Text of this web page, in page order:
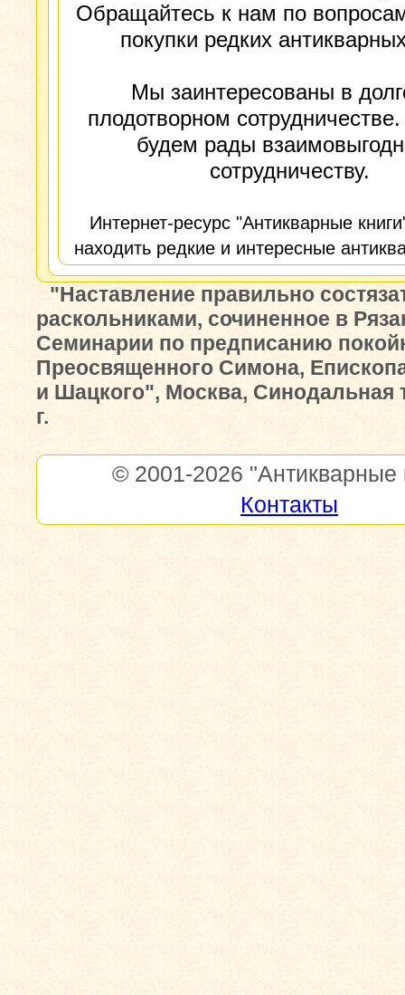
Обращайтесь к нам по
покупки редких
Мы заинтересованы в
плодотворном
будем рады
сотрудничеству.
Интернет-ресурс "Антикварные
находить редкие и интересные
"Наставление правильно
раскольниками, сочиненное в
Семинарии по предписанию
Преосвященного Симона,
и Шацкого", Москва, Синодальная
г.
© 2001-2026 "Антикварные
Контакты